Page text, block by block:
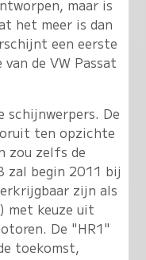
maar is
het meer is dan
een eerste
de VW Passat
De
ten opzichte
zou zelfs de
zal begin 2011 bij
zijn als
met keuze uit
De "HR1"
toekomst,